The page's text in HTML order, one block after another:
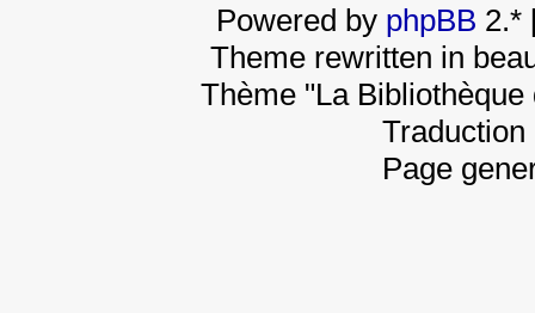
Powered by phpBB 2.*
Theme rewritten in
Thème "La
Page